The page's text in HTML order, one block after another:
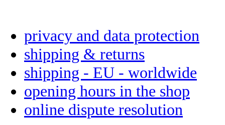
privacy and data protection
shipping & returns
shipping - EU - worldwide
opening hours in the shop
online dispute resolution